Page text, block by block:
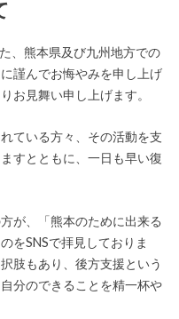
、熊本県及び九州地方での
謹んでお悔やみを申し上げ
お見舞い申し上げます。
ている方々、その活動を支
すとともに、一日も早い復
が、「熊本のために出来る
をSNSで拝見しておりま
肢もあり、後方支援という
分のできることを精一杯や